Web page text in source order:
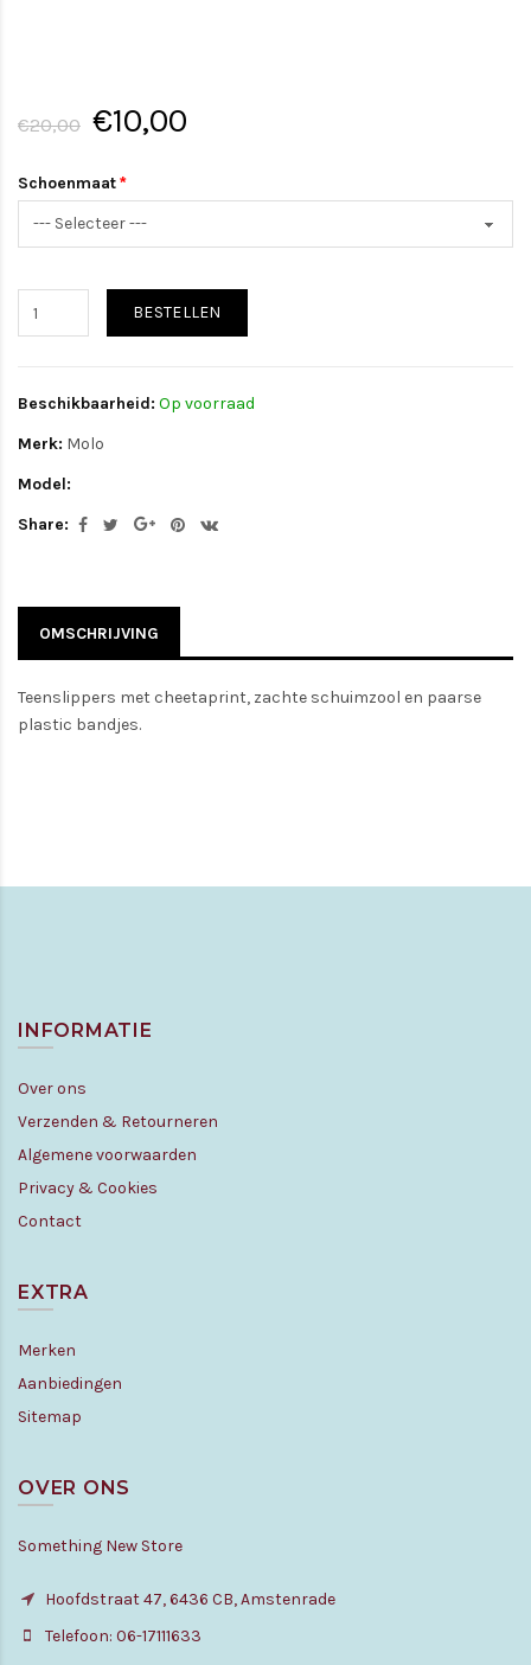
€20,00 €10,00
Schoenmaat
BESTELLEN
Beschikbaarheid: Op voorraad
Merk: Molo
Model:
Share:
OMSCHRIJVING
Teenslippers met cheetaprint, zachte schuimzool en paarse
plastic bandjes.
INFORMATIE
Over ons
Verzenden & Retourneren
Algemene voorwaarden
Privacy & Cookies
Contact
EXTRA
Merken
Aanbiedingen
Sitemap
OVER ONS
Something New Store
Hoofdstraat 47, 6436 CB, Amstenrade
Telefoon: 06-17111633